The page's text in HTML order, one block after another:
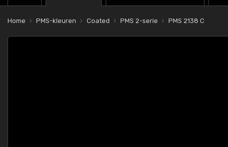
Home PMS-kleuren Coated PMS 2-serie PMS 2138 C